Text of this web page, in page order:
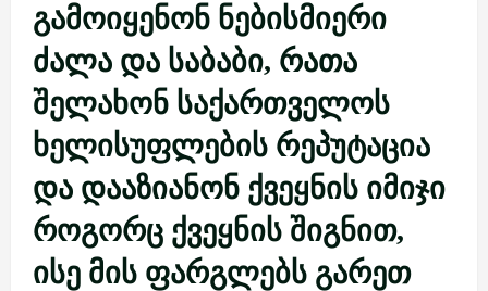
გამოიყენონ ნებისმიერი
ძალა და საბაბი, რათა
შელახონ საქართველოს
ხელისუფლების რეპუტაცია
და დააზიანონ ქვეყნის იმიჯი
როგორც ქვეყნის შიგნით,
ისე მის ფარგლებს გარეთ